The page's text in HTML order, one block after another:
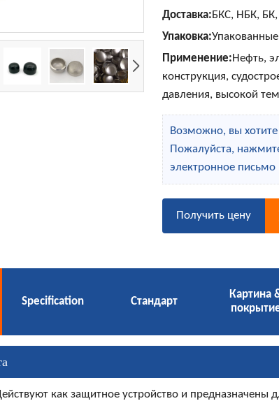
Доставка:БКС, НБК,
Упаковка:
Применение:Нефть,
конструкция,
давления, высокой
Возможно, вы хотите
Пожалуйста,
электронное письмо
Получить цену
Specification Стандарт
Картина
как защитное устройство и